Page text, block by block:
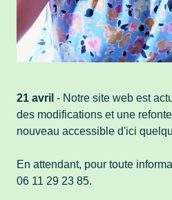
21 avril - Notre site web est
des modifications et une
nouveau accessible d'ici
En attendant, pour toute
06 11 29 23 85.